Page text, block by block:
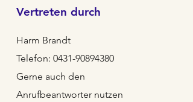
Vertreten durch
Harm Brandt
Telefon: 0431-90894380
Gerne auch den
Anrufbeantworter nutzen